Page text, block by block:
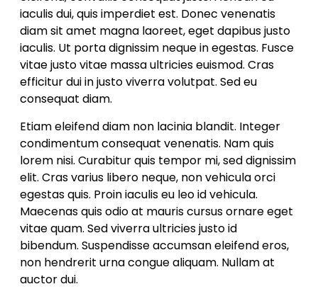
iaculis dui, quis imperdiet est. Donec venenatis
diam sit amet magna laoreet, eget dapibus justo
iaculis. Ut porta dignissim neque in egestas. Fusce
vitae justo vitae massa ultricies euismod. Cras
efficitur dui in justo viverra volutpat. Sed eu
consequat diam.
Etiam eleifend diam non lacinia blandit. Integer
condimentum consequat venenatis. Nam quis
lorem nisi. Curabitur quis tempor mi, sed dignissim
elit. Cras varius libero neque, non vehicula orci
egestas quis. Proin iaculis eu leo id vehicula.
Maecenas quis odio at mauris cursus ornare eget
vitae quam. Sed viverra ultricies justo id
bibendum. Suspendisse accumsan eleifend eros,
non hendrerit urna congue aliquam. Nullam at
auctor dui.